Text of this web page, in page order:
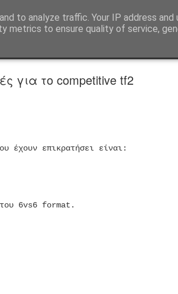
to analyze traffic. Your IP address and
metrics to ensure quality of service,
για το competitive tf2
επικρατήσει είναι:
του 6vs6 format.